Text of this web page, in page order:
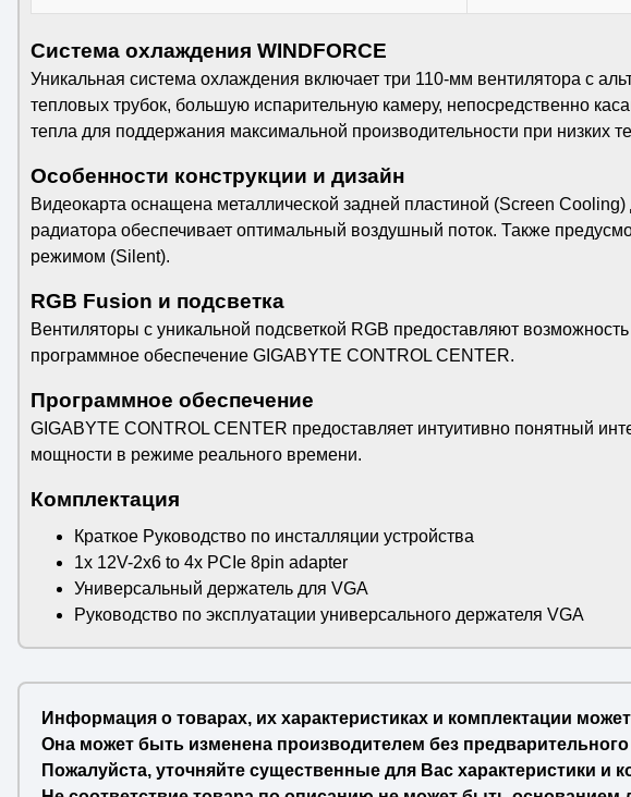
Система охлаждения WINDFORCE
Уникальная система охлаждения включает три 110-мм вентилятора с
тепловых трубок, большую испарительную камеру, непосредственно
тепла для поддержания максимальной производительности при низких
Особенности конструкции и дизайн
Видеокарта оснащена металлической задней пластиной (Screen
радиатора обеспечивает оптимальный воздушный поток. Также
режимом (Silent).
RGB Fusion и подсветка
Вентиляторы с уникальной подсветкой RGB предоставляют
программное обеспечение GIGABYTE CONTROL CENTER.
Программное обеспечение
GIGABYTE CONTROL CENTER предоставляет интуитивно понятный
мощности в режиме реального времени.
Комплектация
Краткое Руководство по инсталляции устройства
1x 12V-2x6 to 4x PCIe 8pin adapter
Универсальный держатель для VGA
Руководство по эксплуатации универсального держателя VGA
Информация о товарах, их характеристиках и комплектации
Она может быть изменена производителем без
Пожалуйста, уточняйте существенные для Вас характеристики и